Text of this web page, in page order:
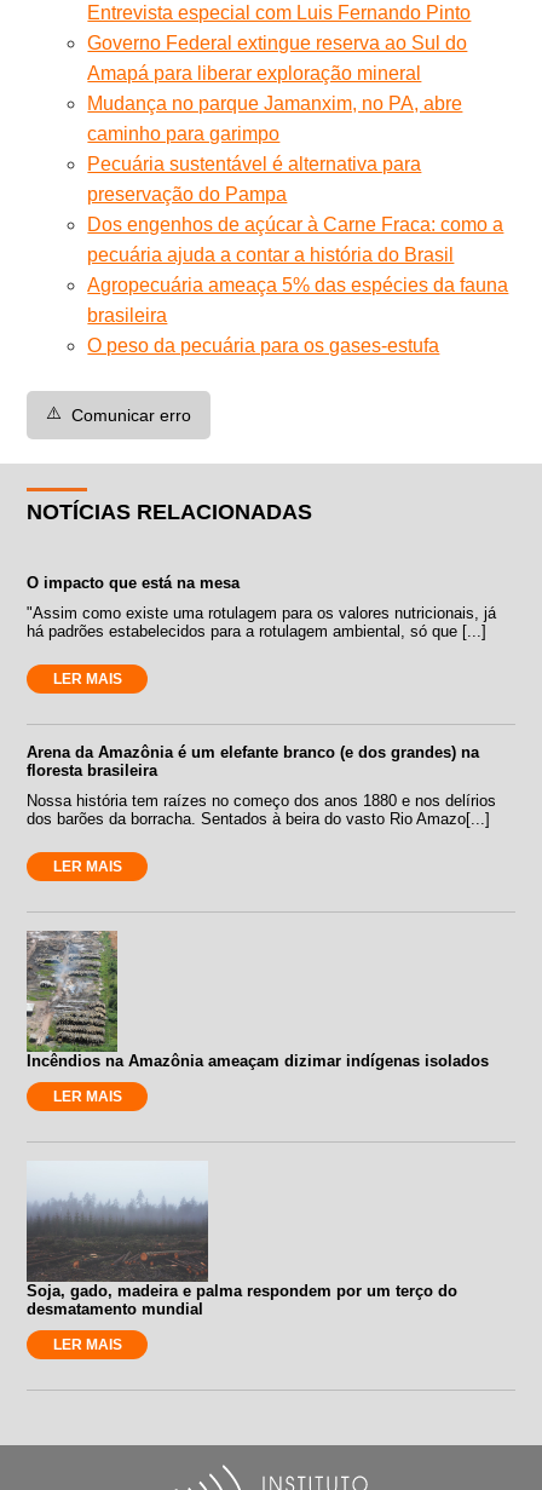
Entrevista especial com Luis Fernando Pinto
Governo Federal extingue reserva ao Sul do
Amapá para liberar exploração mineral
Mudança no parque Jamanxim, no PA, abre
caminho para garimpo
Pecuária sustentável é alternativa para
preservação do Pampa
Dos engenhos de açúcar à Carne Fraca: como a
pecuária ajuda a contar a história do Brasil
Agropecuária ameaça 5% das espécies da fauna
brasileira
O peso da pecuária para os gases-estufa
⚠️ Comunicar erro
NOTÍCIAS RELACIONADAS
O impacto que está na mesa
"Assim como existe uma rotulagem para os valores nutricionais, já
há padrões estabelecidos para a rotulagem ambiental, só que [...]
LER MAIS
Arena da Amazônia é um elefante branco (e dos grandes) na
floresta brasileira
Nossa história tem raízes no começo dos anos 1880 e nos delírios
dos barões da borracha. Sentados à beira do vasto Rio Amazo[...]
LER MAIS
Incêndios na Amazônia ameaçam dizimar indígenas isolados
LER MAIS
Soja, gado, madeira e palma respondem por um terço do
desmatamento mundial
LER MAIS